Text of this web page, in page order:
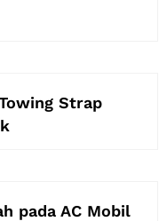
Strap
pada AC Mobil